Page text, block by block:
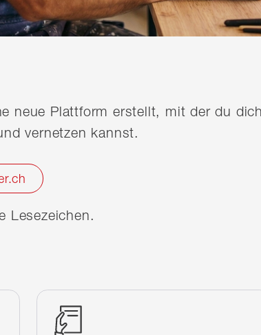
neue Plattform erstellt, mit der du
vernetzen kannst.
Lesezeichen.